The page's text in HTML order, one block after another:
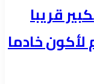
قريبا
خادما